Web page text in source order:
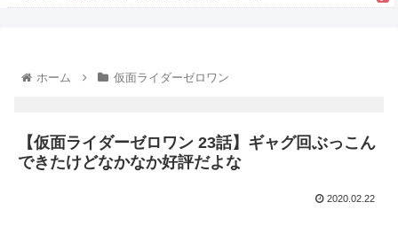
ホーム 仮面ライダーゼロワン
【仮面ライダーゼロワン 23話】ギャグ回ぶっこん
できたけどなかなか好評だよな
2020.02.22